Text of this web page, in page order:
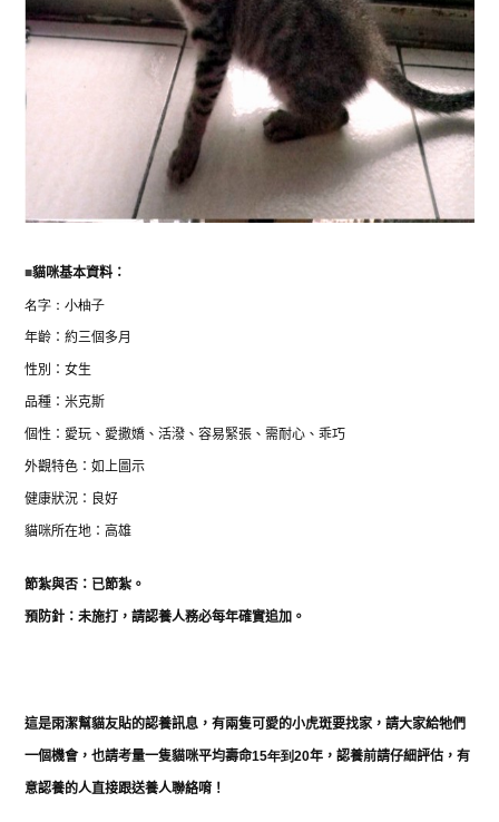
■貓咪基本資料：
名字： 小柚子
年齡：約三個多月
性別：女生
品種：米克斯
個性：愛玩、愛撒嬌、活潑、容易緊張、需耐心、乖巧
外觀特色：如上圖示
健康狀況：良好
貓咪所在地：高雄
節紮與否：已節紮。
預防針：未施打，請認養人務必每年確實追加。
這是雨潔幫貓友貼的認養訊息，有兩隻可愛的小虎斑要找家， 請大家給牠們
一個機會，也請考量一隻貓咪平均壽命15年到20年，認養前請仔細評估，有
意認養的人直接跟送養人聯絡唷！